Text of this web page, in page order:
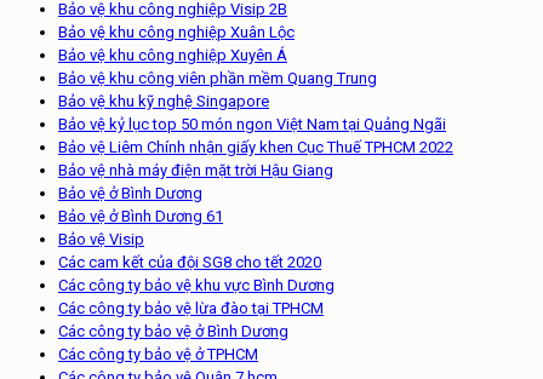
Bảo vệ khu công nghiệp Visip 2B
Bảo vệ khu công nghiệp Xuân Lộc
Bảo vệ khu công nghiệp Xuyên Á
Bảo vệ khu công viên phần mềm Quang Trung
Bảo vệ khu kỹ nghệ Singapore
Bảo vệ kỷ lục top 50 món ngon Việt Nam tại Quảng Ngãi
Bảo vệ Liêm Chính nhận giấy khen Cục Thuế TPHCM 2022
Bảo vệ nhà máy điện mặt trời Hậu Giang
Bảo vệ ở Bình Dương
Bảo vệ ở Bình Dương 61
Bảo vệ Visip
Các cam kết của đội SG8 cho tết 2020
Các công ty bảo vệ khu vực Bình Dương
Các công ty bảo vệ lừa đào tại TPHCM
Các công ty bảo vệ ở Bình Dương
Các công ty bảo vệ ở TPHCM